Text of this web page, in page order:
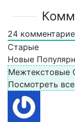
24
Старые
Новые
Межтекстовые
Посмотреть